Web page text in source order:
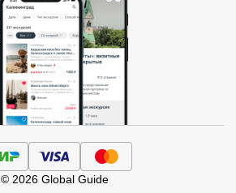
© 2026 Global Guide